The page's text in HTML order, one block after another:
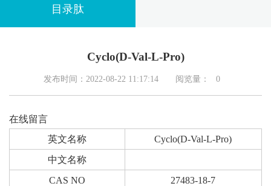
目录肽
Cyclo(D-Val-L-Pro)
发布时间：2022-08-22 11:17:14 阅览量： 0
在线留言
英文名称
Cyclo(D-Val-L-Pro)
中文名称
CAS NO
27483-18-7